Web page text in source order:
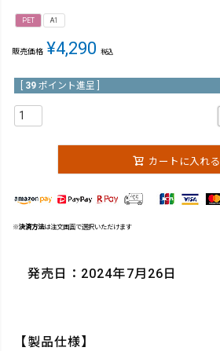
PET A1
販売価格 ¥4,290 税込
39 ポイント進呈 ]
カートに入れる
※決済方法は注文画面で選択いただけます
発売日：2024年7月26日
【製品仕様】